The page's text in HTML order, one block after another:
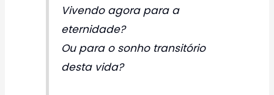
Vivendo agora para a
eternidade?
Ou para o sonho transitório
desta vida?